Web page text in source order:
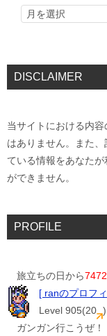
DISCLAIMER
当サイトにおける内
はありません。また
ている情報をあなた
ができません。
PROFILE
旅立ちの日から7472
[ ranのプロフ
Level 905(20 )
ガンガン行こうぜ！